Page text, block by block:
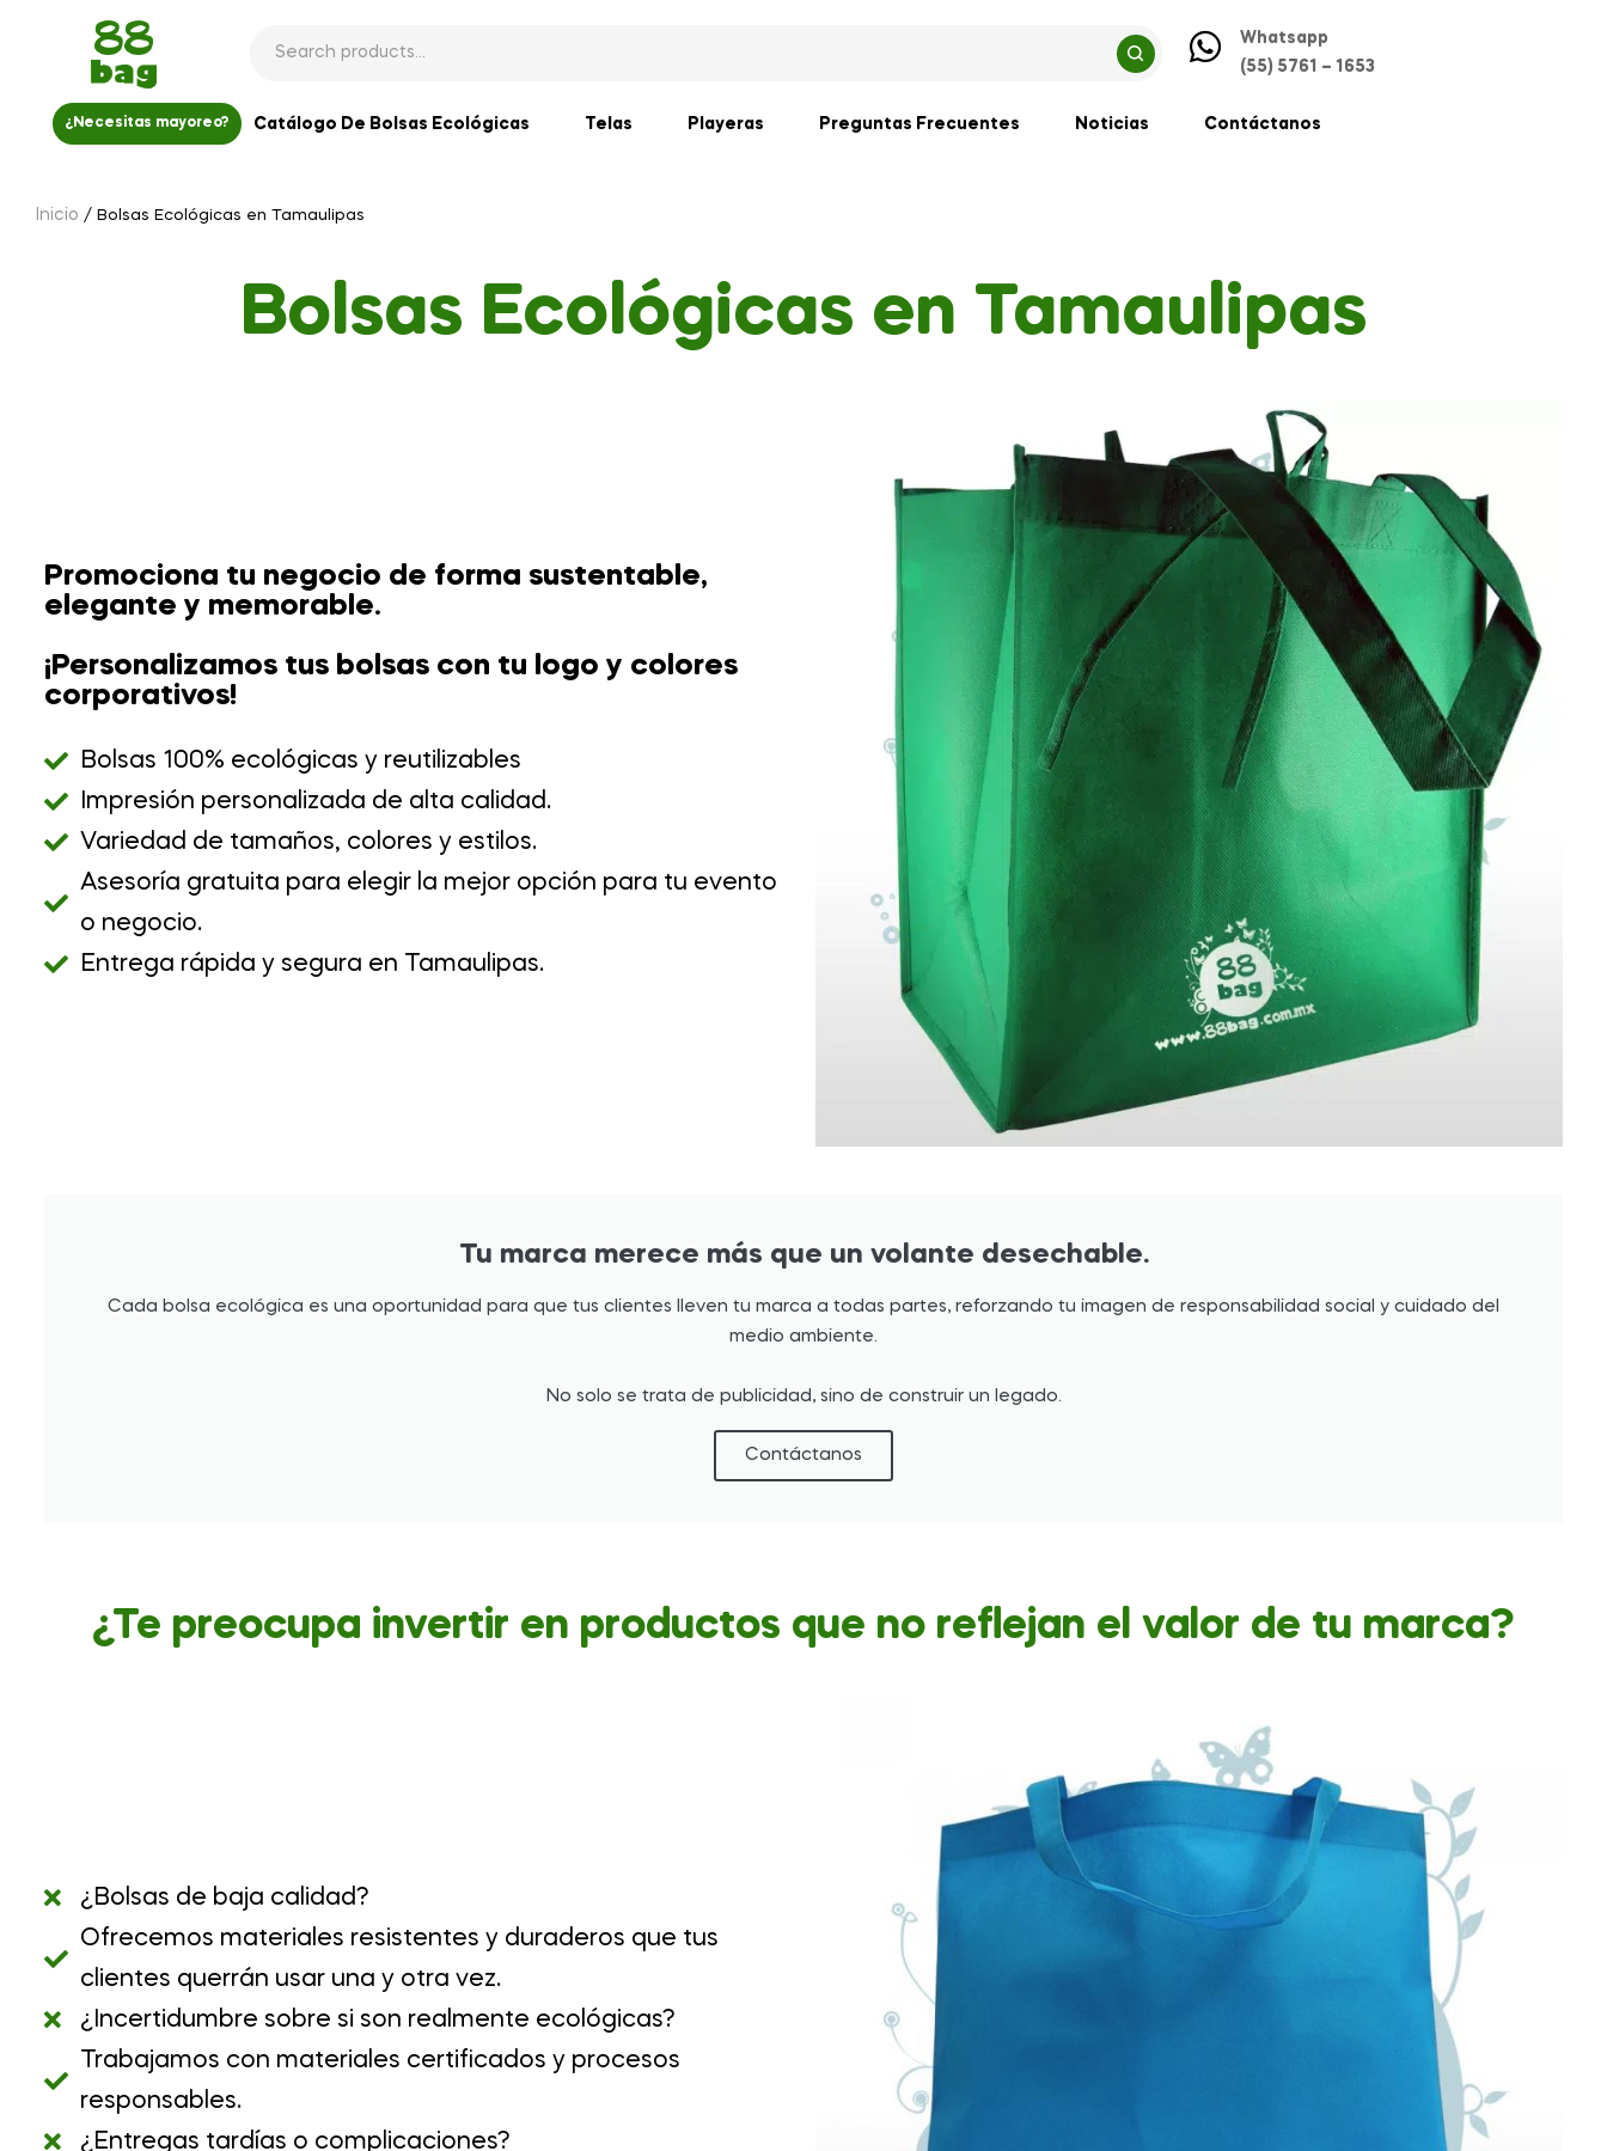
Whatsapp
(55) 5761 – 1653
¿Necesitas mayoreo? Catálogo De Bolsas Ecológicas Telas Playeras Preguntas Frecuentes Noticias Contáctanos
Inicio / Bolsas Ecológicas en Tamaulipas
Bolsas Ecológicas en Tamaulipas
Promociona tu negocio de forma sustentable,
elegante y memorable.
¡Personalizamos tus bolsas con tu logo y colores
corporativos!
Bolsas 100% ecológicas y reutilizables
Impresión personalizada de alta calidad.
Variedad de tamaños, colores y estilos.
Asesoría gratuita para elegir la mejor opción para tu evento
o negocio.
Entrega rápida y segura en Tamaulipas.
Tu marca merece más que un volante desechable.
Cada bolsa ecológica es una oportunidad para que tus clientes lleven tu marca a todas partes, reforzando tu imagen de responsabilidad social y cuidado del
medio ambiente.
No solo se trata de publicidad, sino de construir un legado.
Contáctanos
¿Te preocupa invertir en productos que no reflejan el valor de tu marca?
¿Bolsas de baja calidad?
Ofrecemos materiales resistentes y duraderos que tus
clientes querrán usar una y otra vez.
¿Incertidumbre sobre si son realmente ecológicas?
Trabajamos con materiales certificados y procesos
responsables.
¿Entregas tardías o complicaciones?